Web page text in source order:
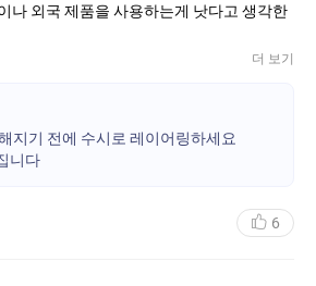
나 외국 제품을 사용하는게 낫다고 생각한
도 난 후, 피부 장벽에 문제가 생겨 몇 년째
민감하고 극건성이 되어 미세주름과 붉고,
겨 피부화장조차 안먹는 피부가 되어 기초,
고생이었습니다.
! 라는 샵주인의 말을 듣고 다녀야 했습니
더 보기
지기 전에 수시로 레이어링하세요
니다
6